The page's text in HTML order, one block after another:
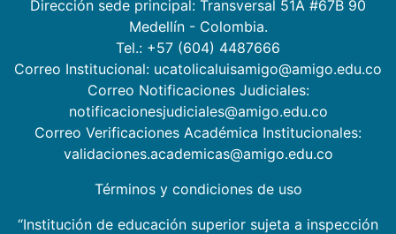
Dirección sede principal: Transversal 51A #67B 90
Medellín - Colombia.
Tel.: +57 (604) 4487666
Correo Institucional: ucatolicaluisamigo@amigo.edu.co
Correo Notificaciones Judiciales:
notificacionesjudiciales@amigo.edu.co
Correo Verificaciones Académica Institucionales:
validaciones.academicas@amigo.edu.co
Términos y condiciones de uso
“Institución de educación superior sujeta a inspección